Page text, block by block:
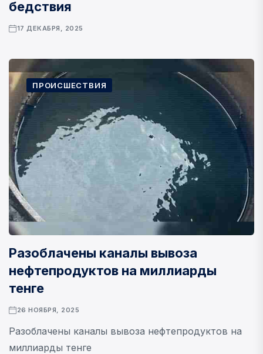
бедствия
17 ДЕКАБРЯ, 2025
ПРОИСШЕСТВИЯ
Разоблачены каналы вывоза
нефтепродуктов на миллиарды
тенге
26 НОЯБРЯ, 2025
Разоблачены каналы вывоза нефтепродуктов на
миллиарды тенге